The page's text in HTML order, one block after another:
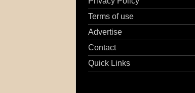
Terms of use
Advertise
Contact
Quick Links